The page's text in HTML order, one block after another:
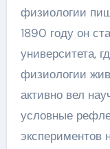
физиологии
1890 году он
университета,
физиологии
активно вел
условные
экспериментов